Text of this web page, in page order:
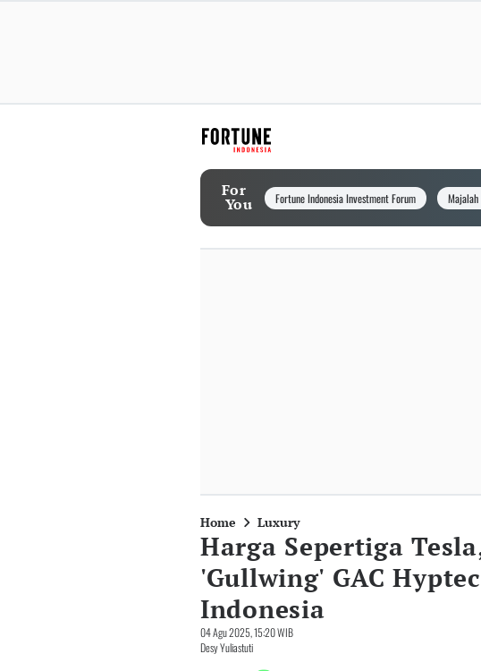
For
You Fortune Indonesia Investment Forum Majalah
Home Luxury
Harga Sepertiga
'Gullwing' GAC
Indonesia
04 Agu 2025, 15:20 WIB
Desy Yuliastuti